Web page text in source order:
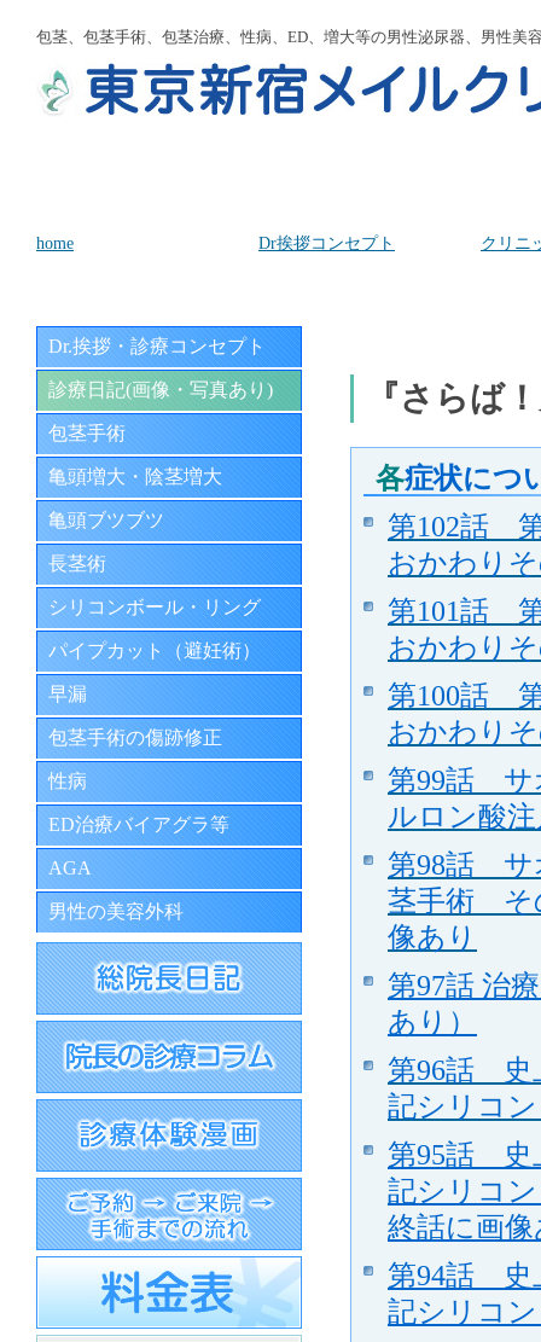
包茎、包茎手術、包茎治療、性病、ED、増大等の男性泌尿器、男性美
home Dr挨拶コンセプト クリニ
『さらば
各症状につ
第102話
おかわり
第101話
おかわり
第100話
おかわり
第99話 サ
ルロン酸
第98話 サ
茎手術 そ
像あり
第97話 治
あり）
第96話 史
記シリコ
第95話 史
記シリコ
終話に画
第94話 史
記シリコ
Dr.挨拶・診療コンセプト
診療日記(画像・写真あり)
包茎手術
亀頭増大・陰茎増大
亀頭ブツブツ
長茎術
シリコンボール・リング
パイプカット（避妊術）
早漏
包茎手術の傷跡修正
性病
ED治療バイアグラ等
AGA
男性の美容外科